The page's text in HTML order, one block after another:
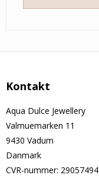
Kontakt
Aqua Dulce Jewellery
Valmuemarken 11
9430 Vadum
Danmark
CVR-nummer: 29057494